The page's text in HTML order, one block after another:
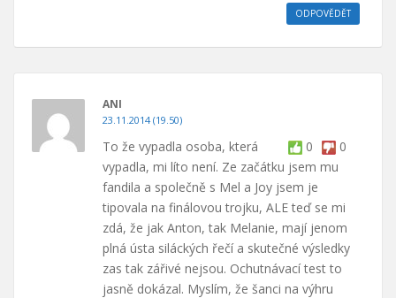
ODPOVĚDĚT
ANI
23.11.2014 (19.50)
0 0
To že vypadla osoba, která
vypadla, mi líto není. Ze začátku jsem mu
fandila a společně s Mel a Joy jsem je
tipovala na finálovou trojku, ALE teď se mi
zdá, že jak Anton, tak Melanie, mají jenom
plná ústa siláckých řečí a skutečné výsledky
zas tak zářivé nejsou. Ochutnávací test to
jasně dokázal. Myslím, že šanci na výhru